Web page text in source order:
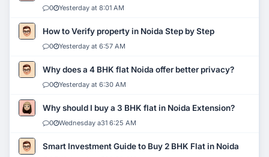
0 Yesterday at 8:01 AM
How to Verify property in Noida Step by Step
0 Yesterday at 6:57 AM
Why does a 4 BHK flat Noida offer better privacy?
0 Yesterday at 6:30 AM
Why should I buy a 3 BHK flat in Noida Extension?
0 Wednesday a31 6:25 AM
Smart Investment Guide to Buy 2 BHK Flat in Noida